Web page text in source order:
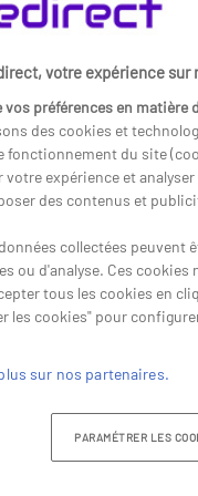
24
S80UD
Moniteur
intégré,
précision
simplifiée.
votre expérience
vos préférences en matière
des cookies et
fonctionnement du site
votre expérience et
des contenus et
collectées peuvent
ou d'analyse. Ces
tous les cookies en
les cookies" pour
sur nos partenaires.
PARAMÉTRER LES